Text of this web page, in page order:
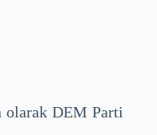
olarak DEM Parti